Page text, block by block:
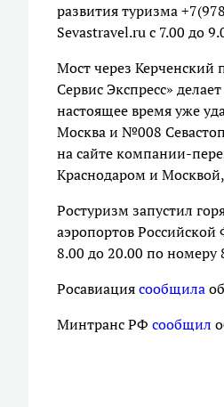
развития туризма
Sevastravel.ru c 7.00 до
Мост через Керченский
Сервис Экспресс»
настоящее время уже
Москва и №008
на сайте компании-
Краснодаром и
Ростуризм запустил
аэропортов Российской
8.00 до 20.00 по
Росавиациясообщила
Минтранс РФ сообщил